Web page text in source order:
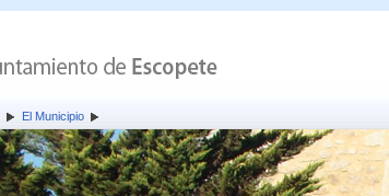
El Municipio